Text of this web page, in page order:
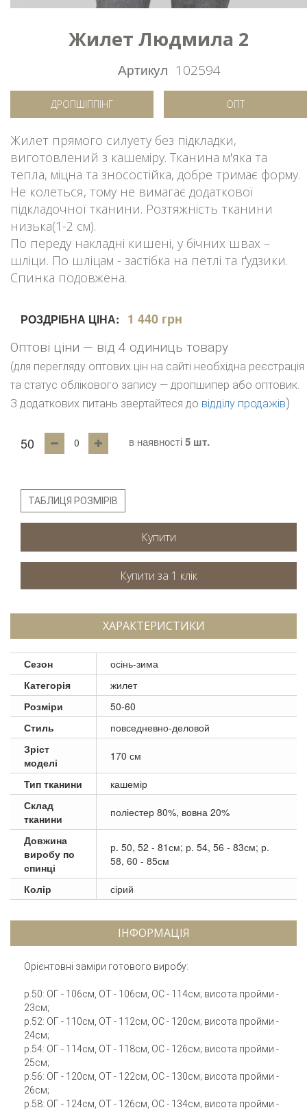
Жилет Людмила 2
Артикул 102594
ДРОПШІППІНГ ОПТ
Жилет прямого силуету без підкладки,
виготовлений з кашеміру. Тканина м'яка та
тепла, міцна та зносостійка, добре тримає форму.
Не колеться, тому не вимагає додаткової
підкладочної тканини. Розтяжність тканини
низька(1-2 см).
По переду накладні кишені, у бічних швах –
шліци. По шліцам - застібка на петлі та ґудзики.
Спинка подовжена.
РОЗДРІБНА ЦІНА: 1 440 грн
Оптові ціни — від 4 одиниць товару
(для перегляду оптових цін на сайті необхідна реєстрація
та статус облікового запису — дропшипер або оптовик.
З додаткових питань звертайтеся до відділу продажів)
50 в наявності5 шт.
ТАБЛИЦЯ РОЗМІРІВ
Купити
ХАРАКТЕРИСТИКИ
Сезон
осінь-зима
Категорія
жилет
Розміри
50-60
Стиль
повседневно-деловой
Зріст
моделі
170 см
Тип тканини
кашемір
Склад
тканини
поліестер 80%, вовна 20%
Довжина
виробу по
спинці
р. 50, 52 - 81см; р. 54, 56 - 83см; р.
58, 60 - 85см
Колір сірий
ІНФОРМАЦІЯ
Орієнтовні заміри готового виробу:
р.50: ОГ - 106см, ОТ - 106см, ОС - 114см; висота пройми -
23см;
р.52: ОГ - 110см, ОТ - 112см, ОС - 120см; висота пройми -
24см;
р.54: ОГ - 114см, ОТ - 118см, ОС - 126см; висота пройми -
25см;
р.56: ОГ - 120см, ОТ - 122см, ОС - 130см; висота пройми -
26см;
р.58: ОГ - 124см, ОТ - 126см, ОС - 134см; висота пройми -